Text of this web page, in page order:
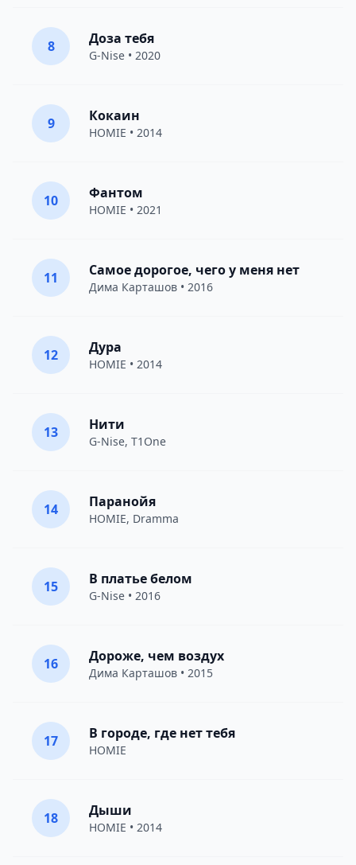
8 Доза тебя
G-Nise • 2020
9 Кокаин
HOMIE • 2014
10 Фантом
HOMIE • 2021
11 Самое дорогое, чего у меня нет
Дима Карташов • 2016
12 Дура
HOMIE • 2014
13 Нити
G-Nise, T1One
14 Паранойя
HOMIE, Dramma
15 В платье белом
G-Nise • 2016
16 Дороже, чем воздух
Дима Карташов • 2015
17 В городе, где нет тебя
HOMIE
18 Дыши
HOMIE • 2014